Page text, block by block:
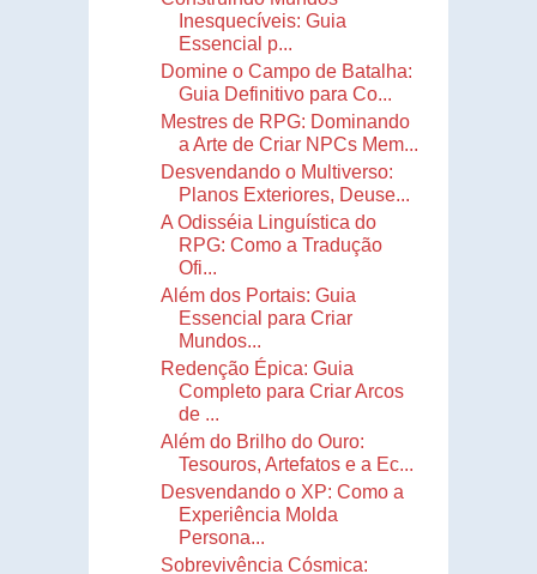
Inesquecíveis: Guia
Essencial p...
Domine o Campo de Batalha:
Guia Definitivo para Co...
Mestres de RPG: Dominando
a Arte de Criar NPCs Mem...
Desvendando o Multiverso:
Planos Exteriores, Deuse...
A Odisséia Linguística do
RPG: Como a Tradução
Ofi...
Além dos Portais: Guia
Essencial para Criar
Mundos...
Redenção Épica: Guia
Completo para Criar Arcos
de ...
Além do Brilho do Ouro:
Tesouros, Artefatos e a Ec...
Desvendando o XP: Como a
Experiência Molda
Persona...
Sobrevivência Cósmica: